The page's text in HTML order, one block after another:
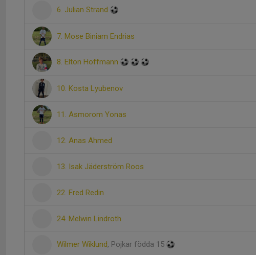
6. Julian Strand
7. Mose Biniam Endrias
8. Elton Hoffmann
10. Kosta Lyubenov
11. Asmorom Yonas
12. Anas Ahmed
13. Isak Jäderström Roos
22. Fred Redin
24. Melwin Lindroth
Wilmer Wiklund, Pojkar födda 15